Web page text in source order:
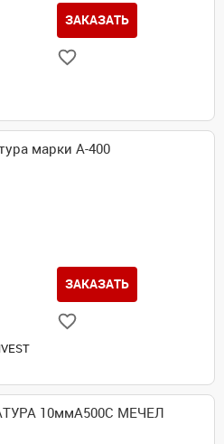
ЗАКАЗАТЬ
марки А-400
ЗАКАЗАТЬ
10ммА500С МЕЧЕЛ